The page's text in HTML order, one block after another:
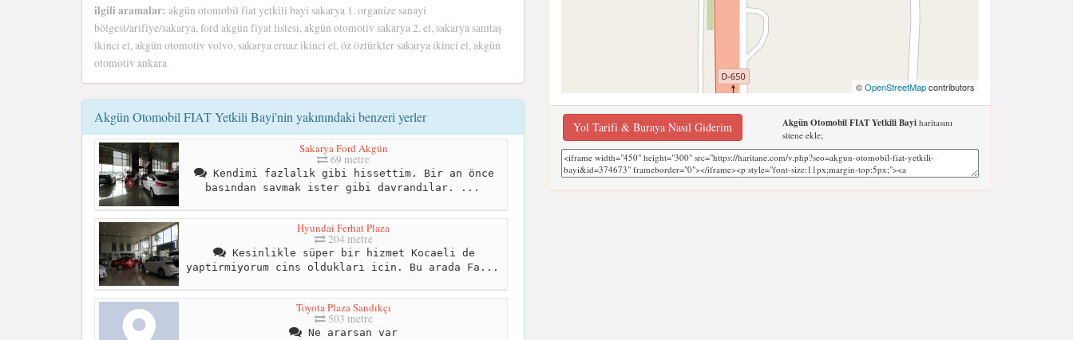
ilgili aramalar: akgün otomobil fiat yetkili bayi sakarya 1. organize sanayi
bölgesi/arifiye/sakarya, ford akgün fiyat listesi, akgün otomotiv sakarya 2. el, sakarya samtaş
ikinci el, akgün otomotiv volvo, sakarya ernaz ikinci el, öz öztürkler sakarya ikinci el, akgün
otomotiv ankara
Akgün Otomobil FIAT Yetkili Bayi'nin yakınındaki benzeri yerler
Sakarya Ford Akgün
69 metre
Kendimi fazlalık gibi hissettim. Bir an önce
basından savmak ister gibi davrandılar. ...
Hyundai Ferhat Plaza
204 metre
Kesinlikle süper bir hizmet Kocaeli de
yaptirmiyorum cins oldukları icin. Bu arada Fa...
Toyota Plaza Sandıkçı
503 metre
Ne ararsan var
©OpenStreetMapcontributors
Yol Tarifi & Buraya Nasıl Giderim Akgün Otomobil FIAT Yetkili Bayiharitasını
sitene ekle;